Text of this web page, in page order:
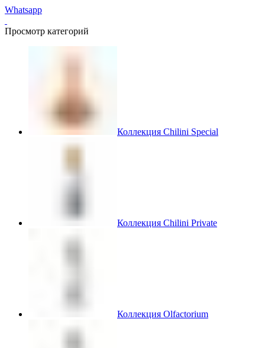
Whatsapp
Просмотр категорий
Коллекция Chilini Special
Коллекция Chilini Private
Коллекция Olfactorium